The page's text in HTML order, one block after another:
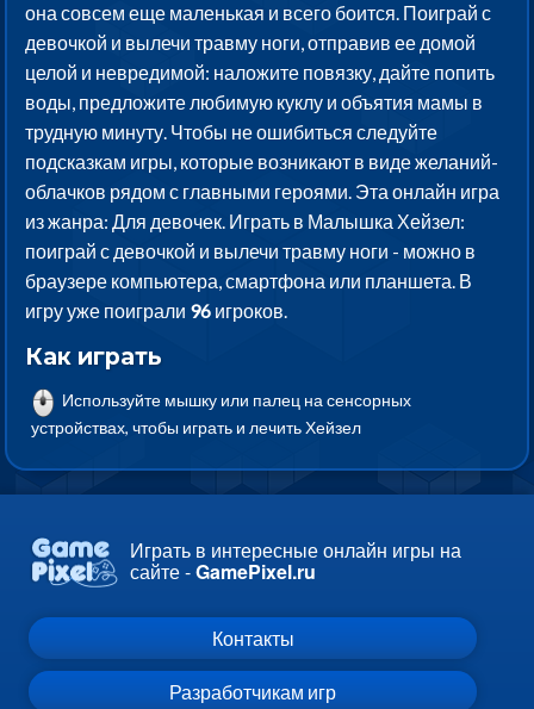
она совсем еще маленькая и всего боится. Поиграй с
девочкой и вылечи травму ноги, отправив ее домой
целой и невредимой: наложите повязку, дайте попить
воды, предложите любимую куклу и объятия мамы в
трудную минуту. Чтобы не ошибиться следуйте
подсказкам игры, которые возникают в виде желаний-
облачков рядом с главными героями. Эта онлайн игра
из жанра: Для девочек. Играть в Малышка Хейзел:
поиграй с девочкой и вылечи травму ноги - можно в
браузере компьютера, смартфона или планшета. В
игру уже поиграли 96 игроков.
Как играть
Используйте мышку или палец на сенсорных
устройствах, чтобы играть и лечить Хейзел
Играть в интересные онлайн игры на
сайте -GamePixel.ru
Контакты
Разработчикам игр